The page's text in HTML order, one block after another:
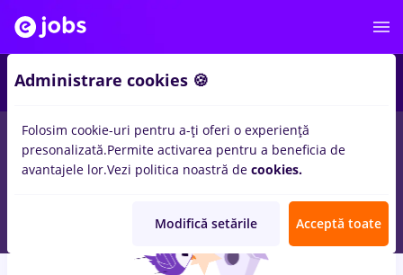
locuri de muncacu salarii marquardtinStrainatate
Student, Fara experientainTransport / Distributie
Administrare cookies 🍪
Folosim cookie-uri pentru a-ți oferi o experiență
presonalizată.Permite activarea pentru a beneficia de
avantajele lor.Vezi politica noastră de cookies.
Modifică setările Acceptă toate